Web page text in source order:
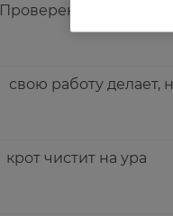
Проверенное
свою работу делает,
крот чистит на ура